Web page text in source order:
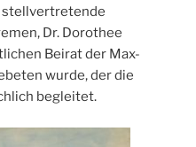
stellvertretende
Dr. Dorothee
Beirat der Max-
wurde, der die
begleitet.